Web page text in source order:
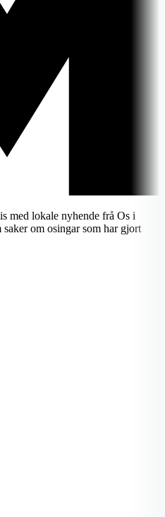
med lokale nyhende frå Os i
om osingar som har gjort